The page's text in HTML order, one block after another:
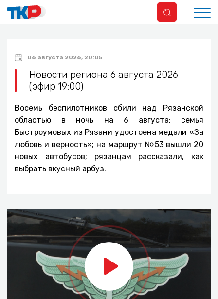
06 августа 2026, 20:05
Новости региона 6 августа 2026
(эфир 19:00)
Восемь беспилотников сбили над Рязанской
областью в ночь на 6 августа; семья
Быстроумовых из Рязани удостоена медали «За
любовь и верность»; на маршрут №53 вышли 20
новых автобусов; рязанцам рассказали, как
выбрать вкусный арбуз.